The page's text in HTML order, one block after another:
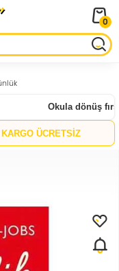
0
Okula dönüş
KARGO ÜCRETSİZ